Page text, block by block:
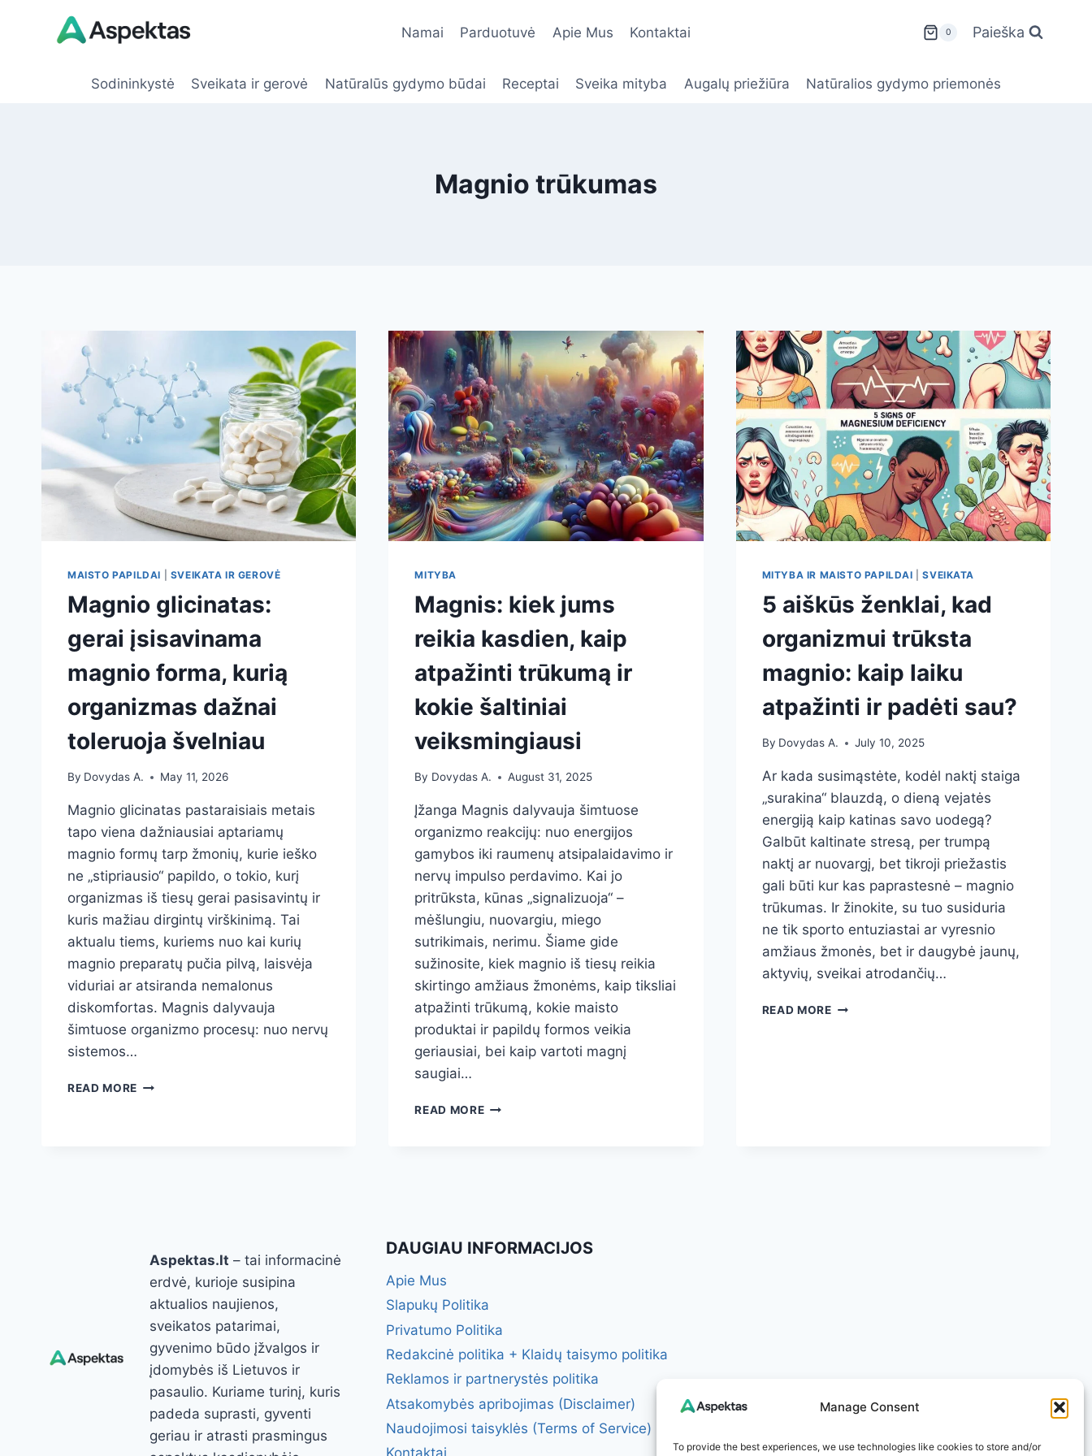
Manage Consent
To provide the best experiences, we use technologies like cookies to store and/or
Namai Parduotuvė Apie Mus Kontaktai 0 Paieška
Sodininkystė Sveikata ir gerovė Natūralūs gydymo būdai Receptai Sveika mityba Augalų priežiūra Natūralios gydymo priemonės
Magnio trūkumas
MAISTO PAPILDAI SVEIKATA IR GEROVĖ
Magnio glicinatas:
gerai įsisavinama
magnio forma, kurią
organizmas dažnai
toleruoja švelniau
By Dovydas A. May 11, 2026
Magnio glicinatas pastaraisiais metais
tapo viena dažniausiai aptariamų
magnio formų tarp žmonių, kurie ieško
ne „stipriausio“ papildo, o tokio, kurį
organizmas iš tiesų gerai pasisavintų ir
kuris mažiau dirgintų virškinimą. Tai
aktualu tiems, kuriems nuo kai kurių
magnio preparatų pučia pilvą, laisvėja
viduriai ar atsiranda nemalonus
diskomfortas. Magnis dalyvauja
šimtuose organizmo procesų: nuo nervų
sistemos…
READ MORE MAGNIO
ŠVELNIAU
MITYBA
Magnis: kiek jums
reikia kasdien, kaip
atpažinti trūkumą ir
kokie šaltiniai
veiksmingiausi
By Dovydas A. August 31, 2025
Įžanga Magnis dalyvauja šimtuose
organizmo reakcijų: nuo energijos
gamybos iki raumenų atsipalaidavimo ir
nervų impulso perdavimo. Kai jo
pritrūksta, kūnas „signalizuoja“ –
mėšlungiu, nuovargiu, miego
sutrikimais, nerimu. Šiame gide
sužinosite, kiek magnio iš tiesų reikia
skirtingo amžiaus žmonėms, kaip tiksliai
atpažinti trūkumą, kokie maisto
produktai ir papildų formos veikia
geriausiai, bei kaip vartoti magnį
saugiai…
READ MOREMAGNIS:
IR
MITYBA IR MAISTO PAPILDAI |SVEIKATA
5 aiškūs ženklai, kad
organizmui trūksta
magnio: kaip laiku
atpažinti ir padėti sau?
By Dovydas A. July 10, 2025
Ar kada susimąstėte, kodėl naktį staiga
„surakina“ blauzdą, o dieną vejatės
energiją kaip katinas savo uodegą?
Galbūt kaltinate stresą, per trumpą
naktį ar nuovargį, bet tikroji priežastis
gali būti kur kas paprastesnė – magnio
trūkumas. Ir žinokite, su tuo susiduria
ne tik sporto entuziastai ar vyresnio
amžiaus žmonės, bet ir daugybė jaunų,
aktyvių, sveikai atrodančių…
READ MORE5
Aspektas.lt – tai informacinė
erdvė, kurioje susipina
aktualios naujienos,
sveikatos patarimai,
gyvenimo būdo įžvalgos ir
įdomybės iš Lietuvos ir
pasaulio. Kuriame turinį, kuris
padeda suprasti, gyventi
geriau ir atrasti prasmingus
DAUGIAU INFORMACIJOS
Apie Mus
Slapukų Politika
Privatumo Politika
Redakcinė politika + Klaidų taisymo politika
Reklamos ir partnerystės politika
Atsakomybės apribojimas (Disclaimer)
Naudojimosi taisyklės (Terms of Service)